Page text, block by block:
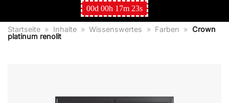
00d 00h 17m 22s
Startseite » Inhalte » Wissenswertes » Farben » Crown
platinum renolit